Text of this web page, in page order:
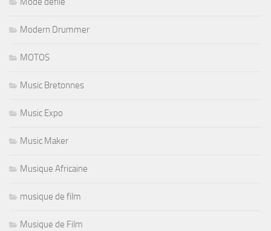
Modern Drummer
MOTOS
Music Bretonnes
Music Expo
Music Maker
Musique Africaine
musique de film
Musique de Film